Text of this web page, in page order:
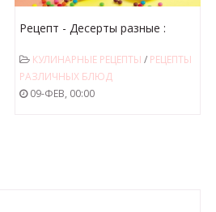
Рецепт - Десерты разные :
сухофруктами
КУЛИНАРНЫЕ РЕЦЕПТЫ / РЕЦЕПТЫ
РАЗЛИЧНЫХ БЛЮД
09-ФЕВ, 00:00